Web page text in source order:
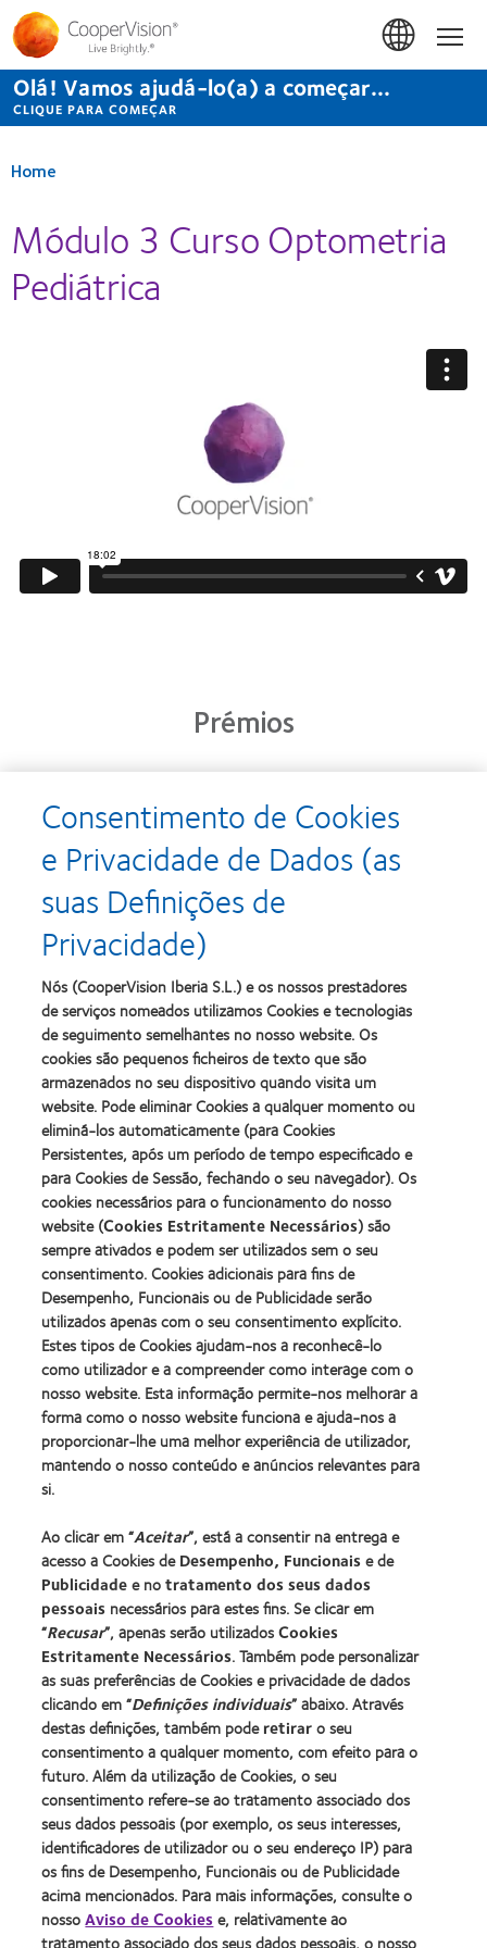
Passar
para
conteúdo
principal
Início
Olá! Vamos ajudá-lo(a) a começar...
CLIQUE PARA COMEÇAR
Home
Módulo 3 Curso Optometria
Pediátrica
Prémios
Learn
more
about
Prémio
Silmo
d’Or
para
o
produto
com
MyDay™
(2013)
Learn
more
about
Produto
do
Ano
Contacto
(2013)
Learn
about
2012
&
2010
Melhores
Empresas
para
Líderes
(2012)
about
2011
Best
Factory
Awards
(2011)
Learn
more
about
ODMA
2011
(2011)
Learn
more
about
2012
Manufacturing
Leadership
100
(ML
100)
Award
(2012)
Learn
more
about
2012
REBRAND
100®
Global
Award
(2012)
Learn
more
about
Prémio
da
Industria
da
BCLA
Os nossos produtos
Tecnologia de lentes de contacto
Encontre as suas lentes
Procurar um centro
Lentes de contacto e a visão
Novo utilizador
Utilizador experiente
Blog
Sobre a CooperVision
Carreiras na CooperVision
Centro de Notícias
Contacte-nos
Legal
Política de privacidade
Consentimento de Cookies
e Privacidade de Dados (as
suas Definições de
Privacidade)
Nós (CooperVision Iberia S.L.) e os nossos prestadores
de serviços nomeados utilizamos Cookies e tecnologias
de seguimento semelhantes no nosso website. Os
cookies são pequenos ficheiros de texto que são
armazenados no seu dispositivo quando visita um
website. Pode eliminar Cookies a qualquer momento ou
eliminá-los automaticamente (para Cookies
Persistentes, após um período de tempo especificado e
para Cookies de Sessão, fechando o seu navegador). Os
cookies necessários para o funcionamento do nosso
website (Cookies Estritamente Necessários) são
sempre ativados e podem ser utilizados sem o seu
consentimento. Cookies adicionais para fins de
Desempenho, Funcionais ou de Publicidade serão
utilizados apenas com o seu consentimento explícito.
Estes tipos de Cookies ajudam-nos a reconhecê-lo
como utilizador e a compreender como interage com o
nosso website. Esta informação permite-nos melhorar a
forma como o nosso website funciona e ajuda-nos a
proporcionar-lhe uma melhor experiência de utilizador,
mantendo o nosso conteúdo e anúncios relevantes para
si.
Ao clicar em “Aceitar”, está a consentir na entrega e
acesso a Cookies deDesempenho, Funcionaise de
Publicidadee notratamento dos seus dados
pessoais necessários para estes fins. Se clicar em
“Recusar”, apenas serão utilizadosCookies
Estritamente Necessários. Também pode personalizar
as suas preferências de Cookies e privacidade de dados
clicando em “Definições individuais” abaixo. Através
destas definições, também poderetiraro seu
consentimento a qualquer momento, com efeito para o
futuro. Além da utilização de Cookies, o seu
consentimento refere-se ao tratamento associado dos
seus dados pessoais (por exemplo, os seus interesses,
identificadores de utilizador ou o seu endereço IP) para
os fins de Desempenho, Funcionais ou de Publicidade
acima mencionados. Para mais informações, consulte o
nossoAviso de Cookiese, relativamente ao
tratamento associado dos seus dados pessoais, o nosso